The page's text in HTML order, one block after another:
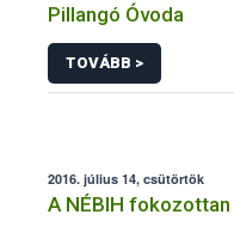
Pillangó Óvoda
TOVÁBB >
2016. július 14, csütörtök
A NÉBIH